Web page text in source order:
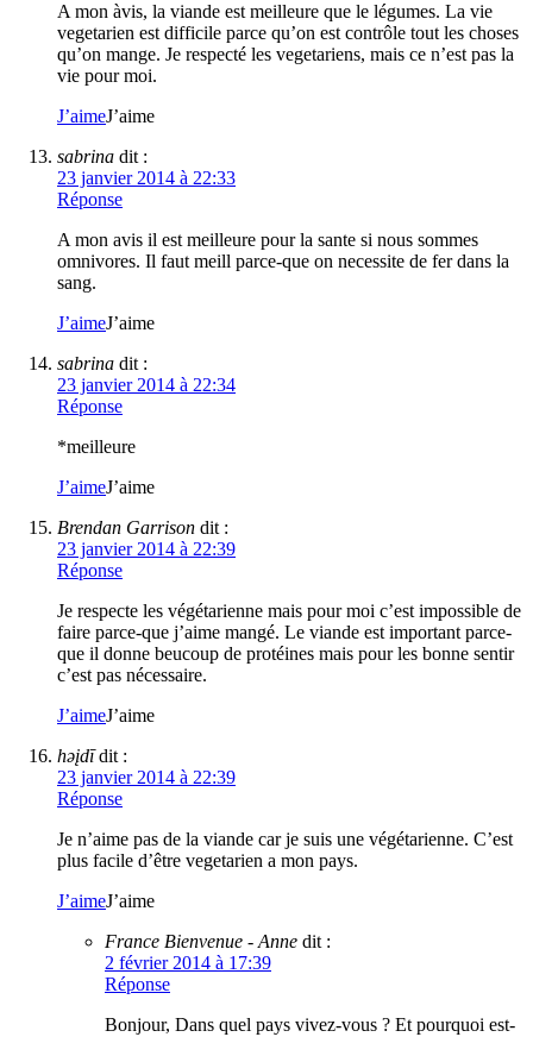
A mon àvis, la viande est meilleure que le légumes. La vie
vegetarien est difficile parce qu’on est contrôle tout les choses
qu’on mange. Je respecté les vegetariens, mais ce n’est pas la
vie pour moi.
J’aimeJ’aime
sabrina dit :
23 janvier 2014 à 22:33
Réponse
A mon avis il est meilleure pour la sante si nous sommes
omnivores. Il faut meill parce-que on necessite de fer dans la
sang.
J’aimeJ’aime
sabrina dit :
23 janvier 2014 à 22:34
Réponse
*meilleure
J’aimeJ’aime
Brendan Garrison dit :
23 janvier 2014 à 22:39
Réponse
Je respecte les végétarienne mais pour moi c’est impossible de
faire parce-que j’aime mangé. Le viande est important parce-
que il donne beucoup de protéines mais pour les bonne sentir
c’est pas nécessaire.
J’aimeJ’aime
həįdī dit :
23 janvier 2014 à 22:39
Réponse
Je n’aime pas de la viande car je suis une végétarienne. C’est
plus facile d’être vegetarien a mon pays.
J’aimeJ’aime
France Bienvenue - Anne dit :
2 février 2014 à 17:39
Réponse
Bonjour, Dans quel pays vivez-vous ? Et pourquoi est-